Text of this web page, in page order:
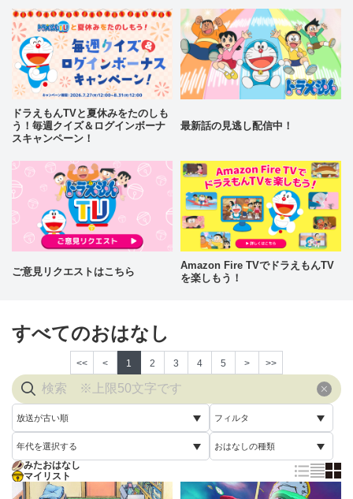
ドラえもんTVと夏休みをたのしも
う！毎週クイズ＆ログインボーナ
スキャンペーン！
最新話の見逃し配信中！
ご意見リクエストはこちら
Amazon Fire TVでドラえもんTV
を楽しもう！
すべてのおはなし
<< < 1 2 3 4 5 > >>
放送が古い順
放送が古い順
放送が新しい順
フィルタ
すべて
年代を選択する
すべて
おはなしの種類
みたおはなし
マイリスト